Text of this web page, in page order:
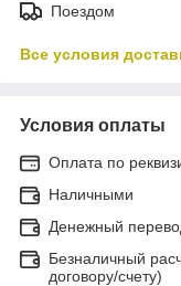
Поездом
Все условия
Условия оплаты
Оплата по
Наличными
Денежный
Безналичный
договору/счету)